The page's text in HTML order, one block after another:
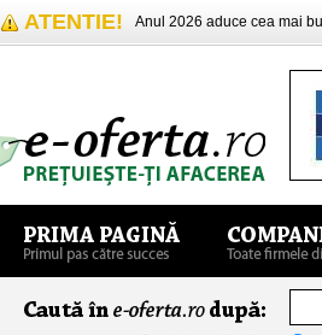
ATENTIE! Anul 2026 aduce cea mai